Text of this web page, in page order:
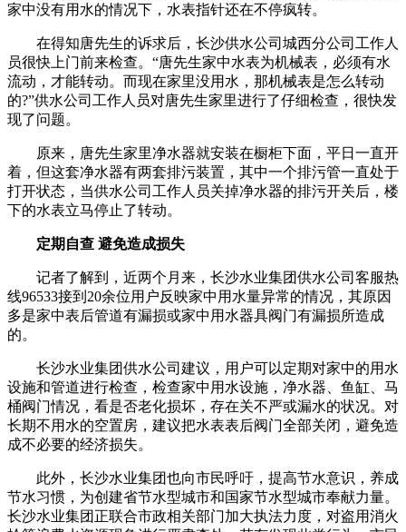
家中没有用水的情况下，水表指针还在不停疯转。
在得知唐先生的诉求后，长沙供水公司城西分公司工作人
员很快上门前来检查。“唐先生家中水表为机械表，必须有水
流动，才能转动。而现在家里没用水，那机械表是怎么转动
的?”供水公司工作人员对唐先生家里进行了仔细检查，很快发
现了问题。
原来，唐先生家里净水器就安装在橱柜下面，平日一直开
着，但这套净水器有两套排污装置，其中一个排污管一直处于
打开状态，当供水公司工作人员关掉净水器的排污开关后，楼
下的水表立马停止了转动。
定期自查 避免造成损失
记者了解到，近两个月来，长沙水业集团供水公司客服热
线96533接到20余位用户反映家中用水量异常的情况，其原因
多是家中表后管道有漏损或家中用水器具阀门有漏损所造成
的。
长沙水业集团供水公司建议，用户可以定期对家中的用水
设施和管道进行检查，检查家中用水设施，净水器、鱼缸、马
桶阀门情况，看是否老化损坏，存在关不严或漏水的状况。对
长期不用水的空置房，建议把水表表后阀门全部关闭，避免造
成不必要的经济损失。
此外，长沙水业集团也向市民呼吁，提高节水意识，养成
节水习惯，为创建省节水型城市和国家节水型城市奉献力量。
长沙水业集团正联合市政相关部门加大执法力度，对盗用消火